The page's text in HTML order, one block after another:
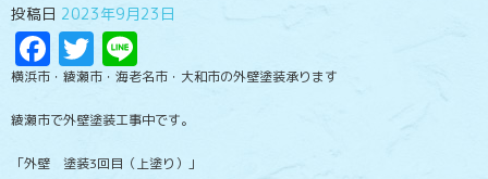
投稿日 2023年9月23日
Facebook
Twitter
横浜市・綾瀬市・海老名市・大和市の外壁塗装承ります
綾瀬市で外壁塗装工事中です。
「外壁 塗装3回目（上塗り）」